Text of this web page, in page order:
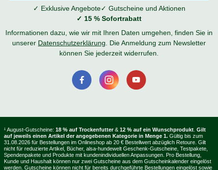
✓ Exklusive Angebote✓ Gutscheine und Aktionen
✓ 15 % Sofortrabatt
Informationen dazu, wie wir mit Ihren Daten umgehen, finden Sie in
unserer Datenschutzerklärung. Die Anmeldung zum Newsletter
können Sie jederzeit widerrufen.
¹ August-Gutscheine: 18 % auf Trockenfutter &12 % auf ein Wunschprodukt. Gilt
auf jeweils einen Artikel der angegebenen Kategorie in Menge 1. Gültig bis zum
31.08.2026 für Bestellungen im Onlineshop ab 20 € Bestellwert abzüglich Retoure. Gilt
nicht für reduzierte Artikel, Bücher, alsa-hundewelt Geschenk-Gutscheine, Testpakete,
Spendenpakete und Produkte mit kundenindividuellen Anpassungen. Pro Bestellung,
Kunde und Haushalt können nur zwei Gutscheine aus dem Gutscheinkalender eingelöst
werden. Gutscheine können nicht für bereits durchgeführte Bestellungen eingelöst sowie